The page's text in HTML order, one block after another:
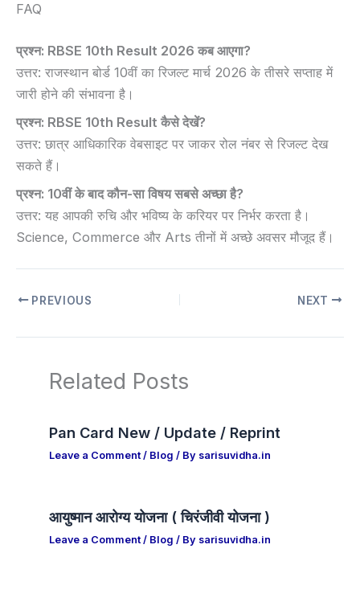
FAQ
प्रश्न: RBSE 10th Result 2026 कब आएगा?
उत्तर: राजस्थान बोर्ड 10वीं का रिजल्ट मार्च 2026 के तीसरे सप्ताह में
जारी होने की संभावना है।
प्रश्न: RBSE 10th Result कैसे देखें?
उत्तर: छात्र आधिकारिक वेबसाइट पर जाकर रोल नंबर से रिजल्ट देख
सकते हैं।
प्रश्न: 10वीं के बाद कौन-सा विषय सबसे अच्छा है?
उत्तर: यह आपकी रुचि और भविष्य के करियर पर निर्भर करता है।
Science, Commerce और Arts तीनों में अच्छे अवसर मौजूद हैं।
PREVIOUS NEXT
Related Posts
Pan Card New / Update / Reprint
Leave a Comment / Blog / By sarisuvidha.in
आयुष्मान आरोग्य योजना ( चिरंजीवी योजना )
Leave a Comment / Blog / By sarisuvidha.in